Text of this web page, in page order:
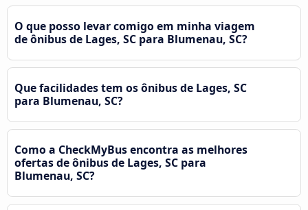
O que posso levar comigo em minha viagem
de ônibus de Lages, SC para Blumenau, SC?
Que facilidades tem os ônibus de Lages, SC
para Blumenau, SC?
Como a CheckMyBus encontra as melhores
ofertas de ônibus de Lages, SC para
Blumenau, SC?